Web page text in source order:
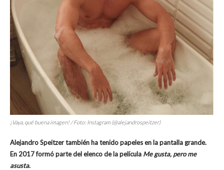
¡Vaya, qué buena imagen! / Foto: Instagram (@alejandrospeitzer)
Alejandro Speitzer también ha tenido papeles en la pantalla grande.
En 2017 formó parte del elenco de la película Me gusta, pero me
asusta.